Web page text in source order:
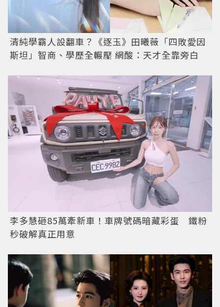
清純學霸人設翻車？《逐玉》田曦薇「四敗愛因
斯坦」智商、學歷全輾壓 網酸：天才全靠旁白
李多慧砸85萬牽新車！車牌號碼暗藏彩蛋 鐵粉
秒破解真正用意